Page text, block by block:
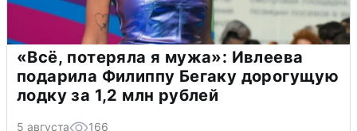
«Всё, потеряла я мужа»: Ивлеева
подарила Филиппу Бегаку дорогущую
лодку за 1,2 млн рублей
5 августа 166